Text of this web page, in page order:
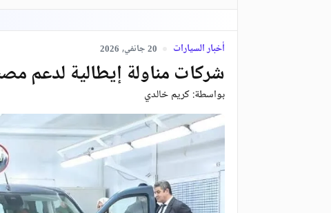
أخبار السيارات 20 جانفي, 2026
شركات مناولة إيطالية لدعم
بواسطة:كريم خالدي